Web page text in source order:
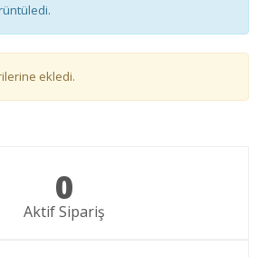
ekledi.
0
Aktif Sipariş